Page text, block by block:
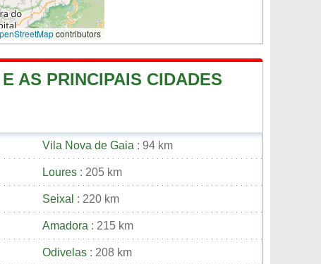
contributors
AS PRINCIPAIS CIDADES
Vila Nova de Gaia : 94 km
Loures : 205 km
Seixal : 220 km
Amadora : 215 km
Odivelas : 208 km